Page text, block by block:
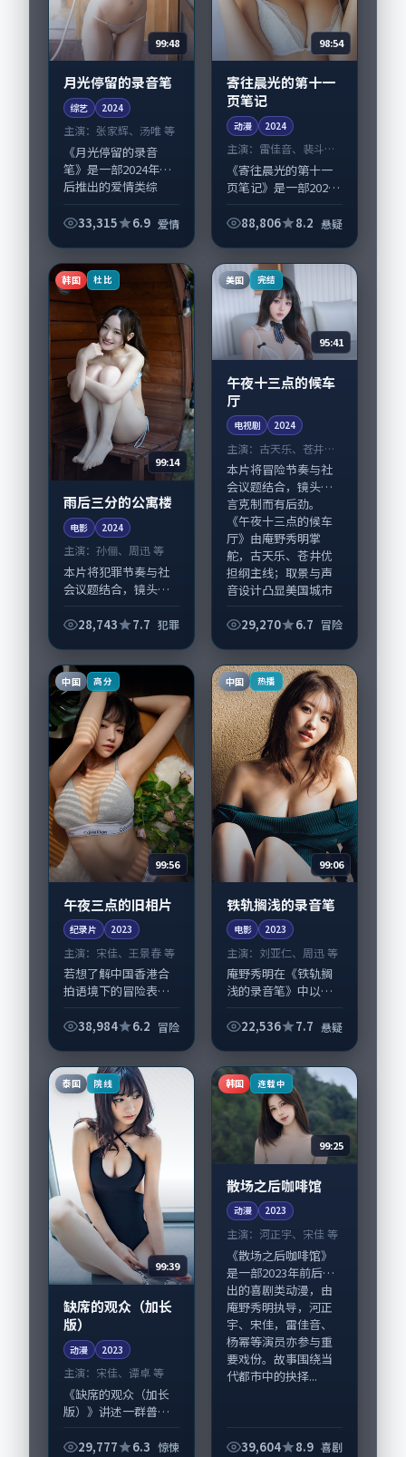
99:48
月光停留的录音笔
综艺 2024
主演： 张家辉、汤唯 等
《月光停留的录音
笔》是一部2024年前
后推出的爱情类综
执导，张家辉、汤
份。故事围绕当代都
市中...
33,315 6.9 爱情
98:54
寄往晨光的第十一
页笔记
动漫 2024
主演： 雷佳音、裴斗娜
等
《寄往晨光的第十一
页笔记》是一部2024
动漫，由庵野秀明执
演员亦参与重要戏
份。故事围绕当代都...
88,806 8.2 悬疑
韩国 杜比
99:14
雨后三分的公寓楼
电影 2024
主演： 孙俪、周迅 等
本片将犯罪节奏与社
会议题结合，镜头语
《雨后三分的公寓
取景与声音设计凸显
韩国城市质感，适合
偏好...
28,743 7.7 犯罪
美国 完结
95:41
午夜十三点的候车
厅
电视剧 2024
主演： 古天乐、苍井优
等
本片将冒险节奏与社
会议题结合，镜头语
言克制而有后劲。
《午夜十三点的候车
厅》由庵野秀明掌
舵，古天乐、苍井优
担纲主线；取景与声
音设计凸显美国城市
29,270
6.7 冒险
中国 高分
99:56
午夜三点的旧相片
纪录片 2023
主演： 宋佳、王景春 等
若想了解中国香港合
拍语境下的冒险表
相片》值得关注：剧
佳、王景春与配角群
戏并重。影片2023
38,984 6.2 冒险
中国 热播
99:06
铁轨搁浅的录音笔
电影 2023
主演： 刘亚仁、周迅 等
庵野秀明在《铁轨搁
浅的录音笔》中以细
张力，刘亚仁、周迅
主要在中国香港完成
制作协同，2023-...
22,536 7.7 悬疑
泰国 院线
99:39
缺席的观众（加长
版）
动漫 2023
主演： 宋佳、谭卓 等
《缺席的观众（加长
版）》讲述一群普通
改写人生轨迹的故
29,777 6.3 惊悚
韩国 连载中
99:25
散场之后咖啡馆
动漫 2023
主演： 河正宇、宋佳 等
《散场之后咖啡馆》
是一部2023年前后推
出的喜剧类动漫，由
庵野秀明执导，河正
宇、宋佳，雷佳音、
杨幂等演员亦参与重
要戏份。故事围绕当
代都市中的抉择...
39,604 8.9 喜剧